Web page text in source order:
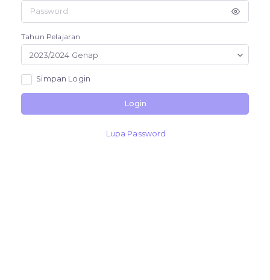
Tahun Pelajaran
2023/2024 Genap
Simpan Login
Login
Lupa Password